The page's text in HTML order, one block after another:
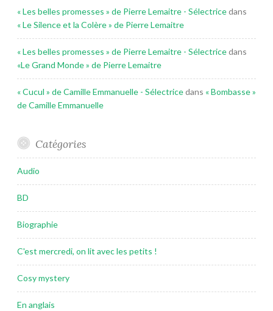
« Les belles promesses » de Pierre Lemaitre - Sélectricedans
« Le Silence et la Colère » de Pierre Lemaitre
« Les belles promesses » de Pierre Lemaitre - Sélectricedans
«Le Grand Monde » de Pierre Lemaitre
« Cucul » de Camille Emmanuelle - Sélectricedans « Bombasse »
de Camille Emmanuelle
Catégories
Audio
BD
Biographie
C'est mercredi, on lit avec les petits !
Cosy mystery
En anglais